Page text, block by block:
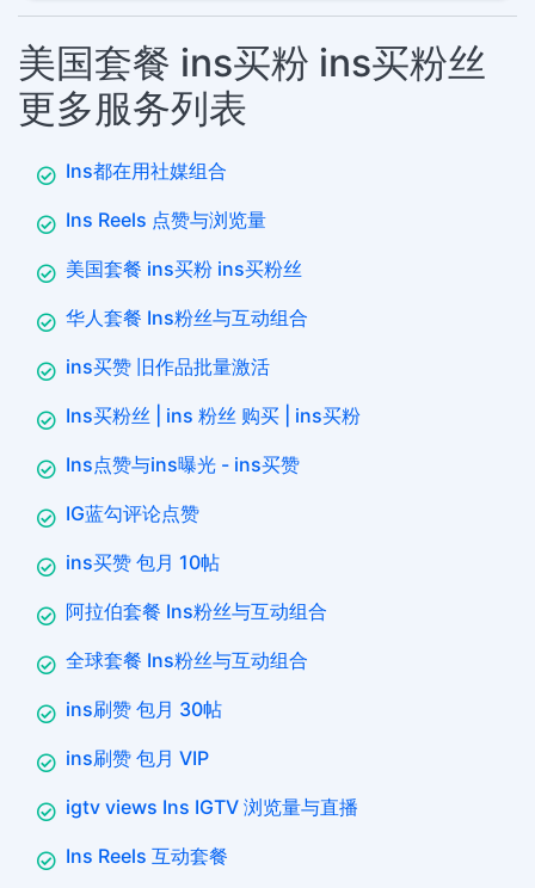
美国套餐 ins买粉 ins买粉丝
更多服务列表
Ins都在用社媒组合
Ins Reels 点赞与浏览量
美国套餐 ins买粉 ins买粉丝
华人套餐 Ins粉丝与互动组合
ins买赞 旧作品批量激活
Ins买粉丝 | ins 粉丝 购买 | ins买粉
Ins点赞与ins曝光 - ins买赞
IG蓝勾评论点赞
ins买赞 包月 10帖
阿拉伯套餐 Ins粉丝与互动组合
全球套餐 Ins粉丝与互动组合
ins刷赞 包月 30帖
ins刷赞 包月 VIP
igtv views Ins IGTV 浏览量与直播
Ins Reels 互动套餐